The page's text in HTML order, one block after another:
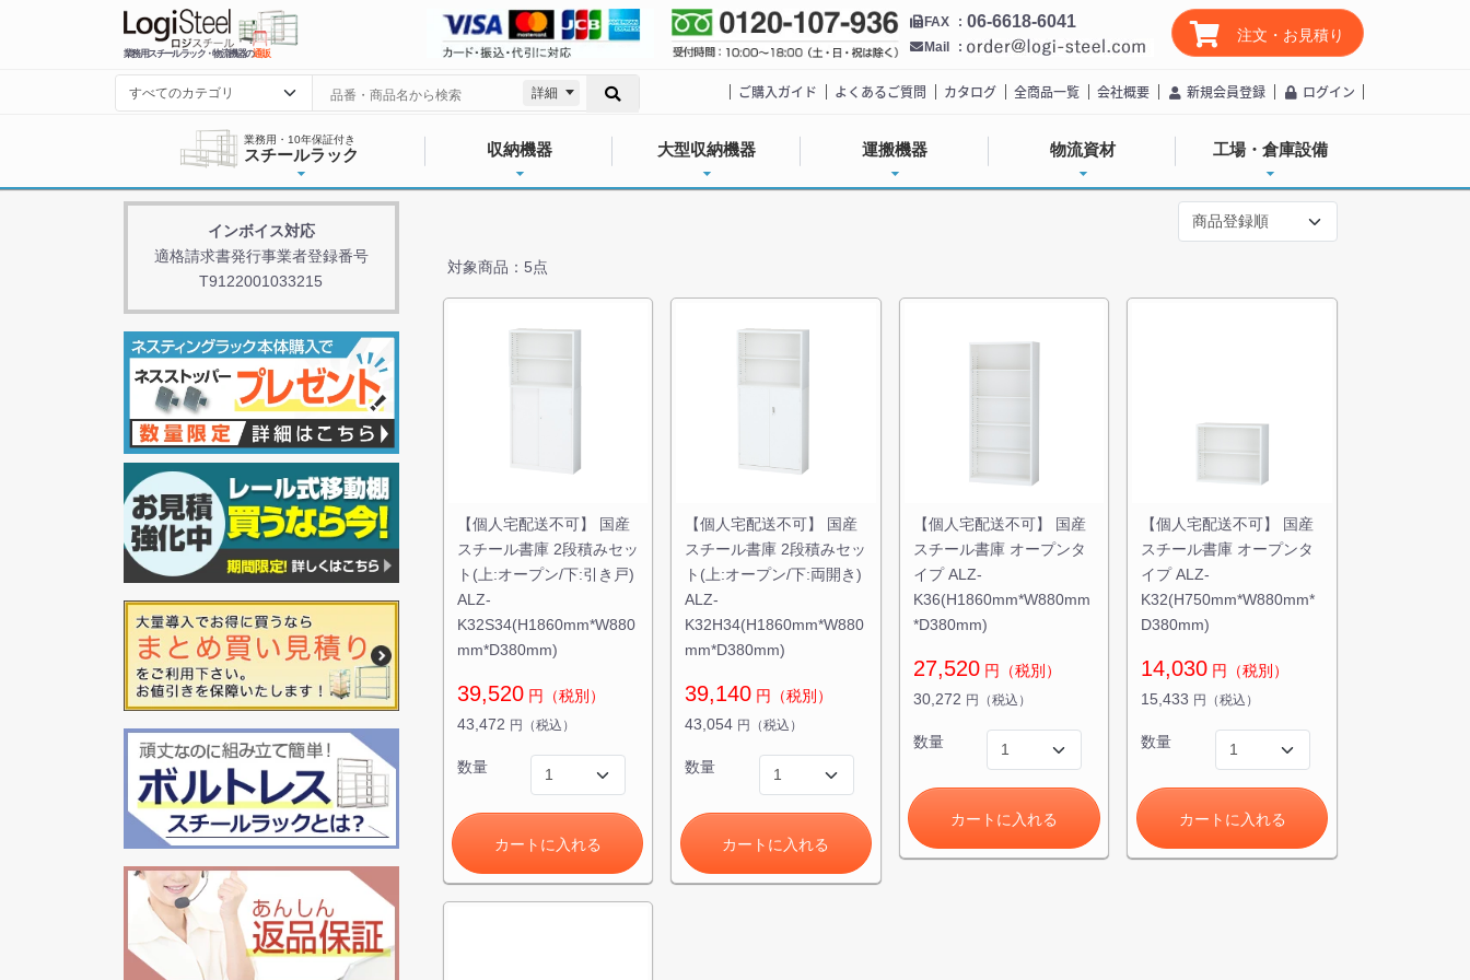
業務用スチールラック・物流機器の通販
詳細
FAX 06-6618-6041
Mail
注文・お見積り
ご購入ガイド よくあるご質問 カタログ 全商品一覧 会社概要 新規会員登録 ログイン
業務用・10年保証付き
スチールラック 収納機器 大型収納機器 運搬機器 物流資材 工場・倉庫設備
インボイス対応
適格請求書発行事業者登録番号
T9122001033215
対象商品：5点
【個人宅配送不可】 国産
スチール書庫 2段積みセッ
ト(上:オープン/下:引き戸)
ALZ-
K32S34(H1860mm*W880
mm*D380mm)
39,520円（税別）
43,472 円（税込）
数量
カートに入れる
【個人宅配送不可】 国産
スチール書庫 2段積みセッ
ト(上:オープン/下:両開き)
ALZ-
K32H34(H1860mm*W880
mm*D380mm)
39,140 円（税別）
43,054 円（税込）
数量
カートに入れる
【個人宅配送不可】 国産
スチール書庫 オープンタ
イプ ALZ-
K36(H1860mm*W880mm
*D380mm)
27,520円（税別）
30,272 円（税込）
数量
カートに入れる
【個人宅配送不可】 国産
スチール書庫 オープンタ
イプ ALZ-
K32(H750mm*W880mm*
D380mm)
14,030 円（税別）
15,433 円（税込）
数量
カートに入れる